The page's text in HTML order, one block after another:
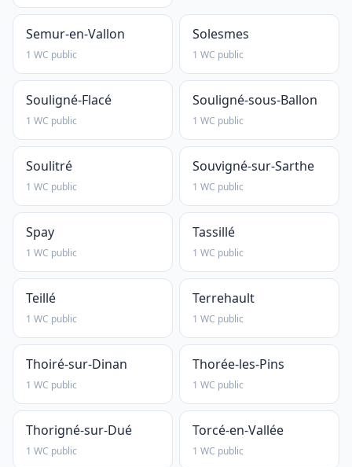
Semur-en-Vallon
1 WC public
Solesmes
1 WC public
Souligné-Flacé
1 WC public
Souligné-sous-Ballon
1 WC public
Soulitré
1 WC public
Souvigné-sur-Sarthe
1 WC public
Spay
1 WC public
Tassillé
1 WC public
Teillé
1 WC public
Terrehault
1 WC public
Thoiré-sur-Dinan
1 WC public
Thorée-les-Pins
1 WC public
Thorigné-sur-Dué
1 WC public
Torcé-en-Vallée
1 WC public